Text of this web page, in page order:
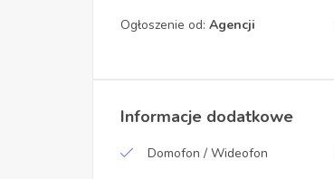
Ogłoszenie od: Agencji
Informacje dodatkowe
Domofon / Wideofon